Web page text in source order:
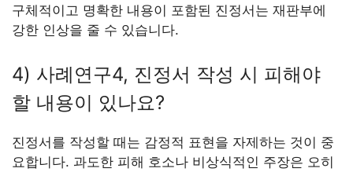
구체적이고 명확한 내용이 포함된 진정서는 재판부에
강한 인상을 줄 수 있습니다.
4) 사례연구4, 진정서 작성 시 피해야
할 내용이 있나요?
진정서를 작성할 때는 감정적 표현을 자제하는 것이 중
요합니다. 과도한 피해 호소나 비상식적인 주장은 오히